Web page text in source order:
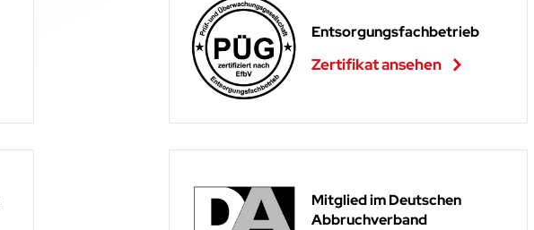
Entsorgungsfachbetrieb
Zertifikat ansehen
Mitglied im Deutschen
Abbruchverband